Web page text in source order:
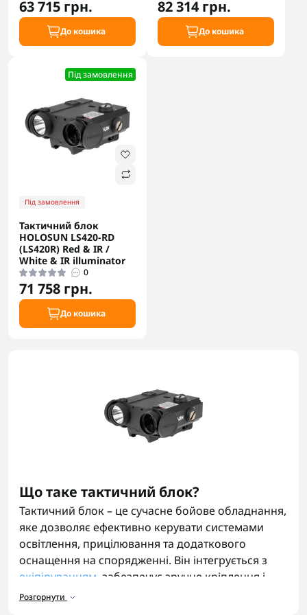
63 715 грн.
До кошика
82 314 грн.
До кошика
Під замовлення
Під замовлення
Тактичний блок
HOLOSUN LS420-RD
(LS420R) Red & IR /
White & IR illuminator
0
71 758 грн.
До кошика
Що таке тактичний блок?
Тактичний блок – це сучасне бойове обладнання,
яке дозволяє ефективно керувати системами
освітлення, прицілювання та додаткового
оснащення на спорядженні. Він інтегрується з
екіпіруванням , забезпечує зручне кріплення і
спрощує роботу з бойовою системою в будь-яких
Розгорнути